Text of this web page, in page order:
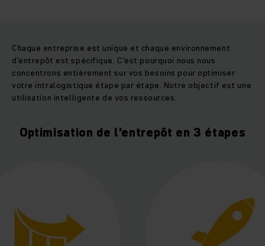
Chaque entreprise est unique et chaque environnement
d'entrepôt est spécifique. C'est pourquoi nous nous
concentrons entièrement sur vos besoins pour optimiser
votre intralogistique étape par étape. Notre objectif est une
utilisation intelligente de vos ressources.
Optimisation de l'entrepôt en 3 étapes